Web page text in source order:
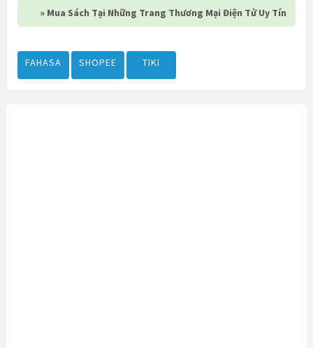
» Mua Sách Tại Những Trang Thương Mại Điện Tử Uy Tín
FAHASA SHOPEE TIKI